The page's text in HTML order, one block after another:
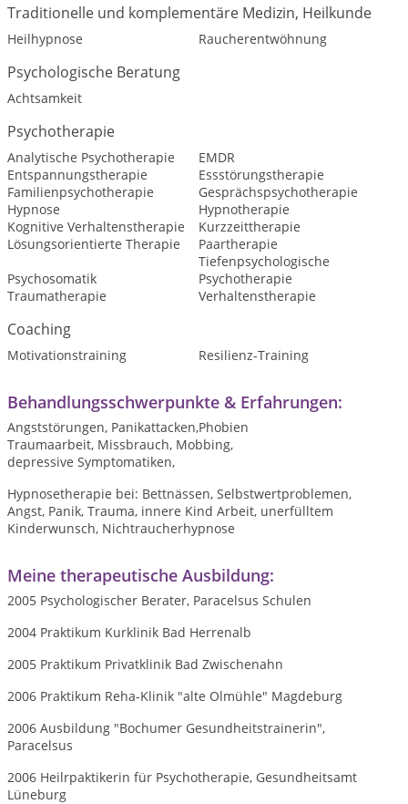
Traditionelle und komplementäre Medizin, Heilkunde
Heilhypnose Raucherentwöhnung
Psychologische Beratung
Achtsamkeit
Psychotherapie
Analytische Psychotherapie
EMDR
Entspannungstherapie
Essstörungstherapie
Familienpsychotherapie
Gesprächspsychotherapie
Hypnose
Hypnotherapie
Kognitive Verhaltenstherapie
Kurzzeittherapie
Lösungsorientierte Therapie
Paartherapie
Psychosomatik
Tiefenpsychologische
Psychotherapie
Traumatherapie
Verhaltenstherapie
Coaching
Motivationstraining Resilienz-Training
Behandlungsschwerpunkte & Erfahrungen:
Angststörungen, Panikattacken,Phobien
Traumaarbeit, Missbrauch, Mobbing,
depressive Symptomatiken,
Hypnosetherapie bei: Bettnässen, Selbstwertproblemen,
Angst, Panik, Trauma, innere Kind Arbeit, unerfülltem
Kinderwunsch, Nichtraucherhypnose
Meine therapeutische Ausbildung:
2005 Psychologischer Berater, Paracelsus Schulen
2004 Praktikum Kurklinik Bad Herrenalb
2005 Praktikum Privatklinik Bad Zwischenahn
2006 Praktikum Reha-Klinik "alte Olmühle" Magdeburg
2006 Ausbildung "Bochumer Gesundheitstrainerin",
Paracelsus
2006 Heilrpaktikerin für Psychotherapie, Gesundheitsamt
Lüneburg